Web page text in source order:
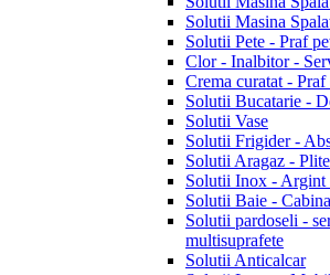
Solutii Masina
Solutii Pete - Praf
Clor - Inalbitor -
Crema curatat - Praf
Solutii Bucatarie -
Solutii Vase
Solutii Frigider -
Solutii Aragaz -
Solutii Inox - Argint
Solutii Baie -
Solutii pardoseli -
multisuprafete
Solutii Anticalcar